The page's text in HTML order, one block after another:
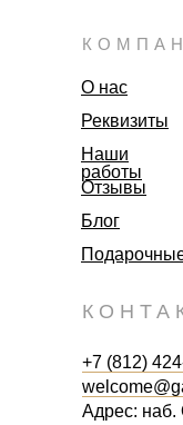
+7 (812)
Адрес: наб.
Отзывы
Блог
Наши
работы
О нас
Реквизиты